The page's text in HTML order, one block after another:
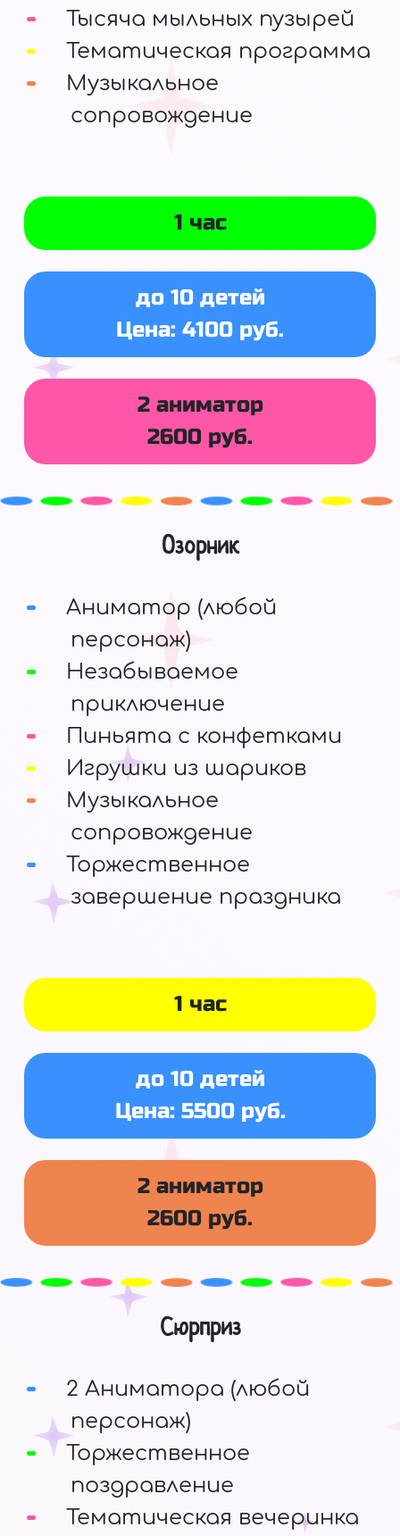
Тысяча мыльных пузырей
Тематическая программа
Музыкальное
сопровождение
1 час
до 10 детей
Цена: 4100 руб.
2 аниматор
2600 руб.
1 час
до 10 детей
Цена: 5500 руб.
2 аниматор
2600 руб.
Озорник
Аниматор (любой
персонаж)
Незабываемое
приключение
Пиньята с конфетками
Игрушки из шариков
Музыкальное
сопровождение
Торжественное
завершение праздника
Сюрприз
2 Аниматора (любой
персонаж)
Торжественное
поздравление
Тематическая вечеринка